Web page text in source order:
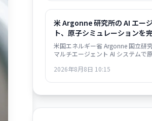
米 Argonne 研究所の AI エー
ト、原子シミュレーションを
動化——材料開発が『数ヶ月
『数日』へ
米国エネルギー省 Argonne 国立研究
マルチエージェント AI システムで
ヶ月要した材料構造解析が数日で完
し。
2026年8月8日 10:15